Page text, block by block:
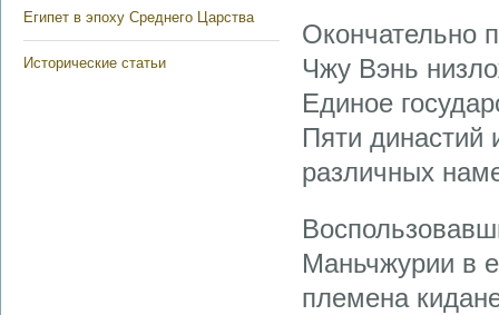
Египет в эпоху Среднего Царства
Исторические статьи
Окончательно
Чжу Вэнь
Единое
Пяти династий
различных
Маньчжурии в
племена